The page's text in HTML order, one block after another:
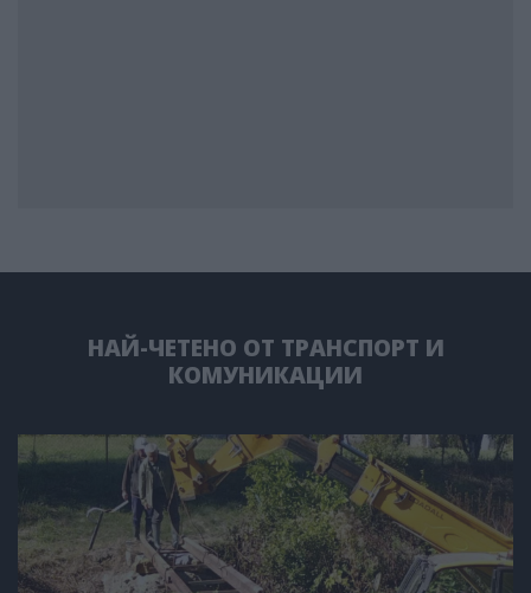
НАЙ-ЧЕТЕНО ОТ ТРАНСПОРТ И
КОМУНИКАЦИИ